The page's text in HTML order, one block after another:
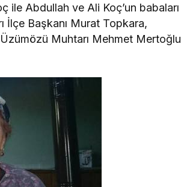
ile Abdullah ve Ali Koç’un babaları
İlçe Başkanı Murat Topkara,
Üzümözü Muhtarı Mehmet Mertoğlu